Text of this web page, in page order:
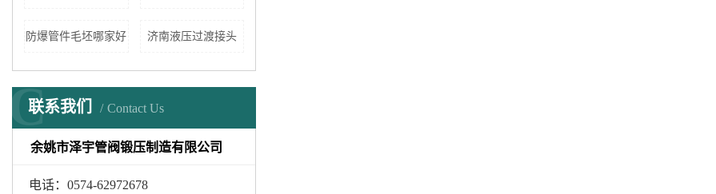
防爆管件毛坯哪家好 济南液压过渡接头
联系我们 Contact Us
C
余姚市泽宇管阀锻压制造有限公司
电话：0574-62972678